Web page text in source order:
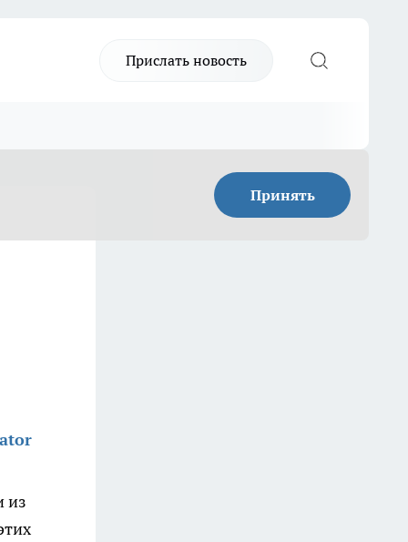
Прислать новость
Принять
из